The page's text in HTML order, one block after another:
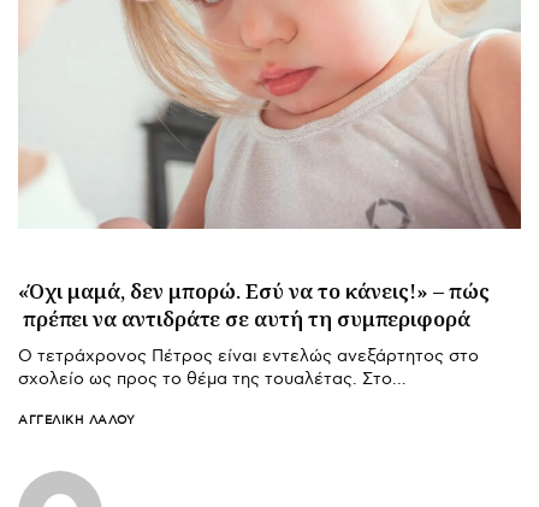
«Όχι μαμά, δεν μπορώ. Εσύ να το κάνεις!» – πώς
πρέπει να αντιδράτε σε αυτή τη συμπεριφορά
Ο τετράχρονος Πέτρος είναι εντελώς ανεξάρτητος στο
σχολείο ως προς το θέμα της τουαλέτας. Στο…
ΑΓΓΕΛΙΚΉ ΛΆΛΟΥ